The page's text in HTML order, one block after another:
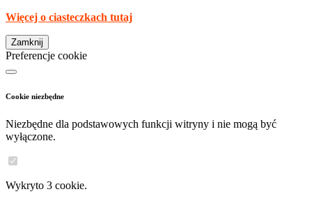
Więcej o ciasteczkach tutaj
Zamknij
Preferencje cookie
Cookie niezbędne
Niezbędne dla podstawowych funkcji witryny i nie mogą być
wyłączone.
Wykryto 3 cookie.